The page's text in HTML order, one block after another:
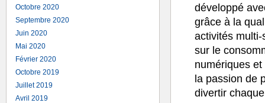
développé
grâce à la
activités
sur le
numériques
la passion de
divertir
Octobre 2020
Septembre 2020
Juin 2020
Mai 2020
Février 2020
Octobre 2019
Juillet 2019
Avril 2019